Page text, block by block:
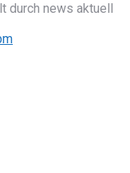
durch news aktuell